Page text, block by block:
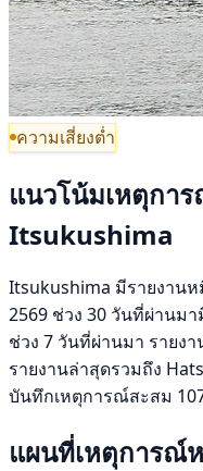
ความเสี่ยงต่ำ
แนวโน้มเหตุกา
Itsukushima
Itsukushima มีรายงาน
2569 ช่วง 30 วันที่ผ่านม
ช่วง 7 วันที่ผ่านมา รายง
รายงานล่าสุดรวมถึง
บันทึกเหตุการณ์สะสม
แผนที่เหตุการ